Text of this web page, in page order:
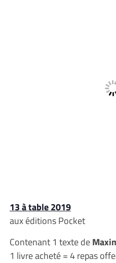
13 à table 2019
aux éditions Pocket
Contenant 1 texte de
1 livre acheté = 4 repas